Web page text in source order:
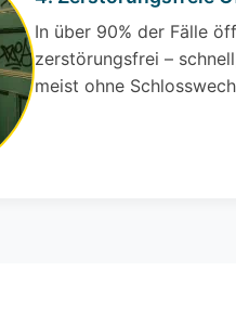
In über 90% der Fälle
zerstörungsfrei –
meist ohne